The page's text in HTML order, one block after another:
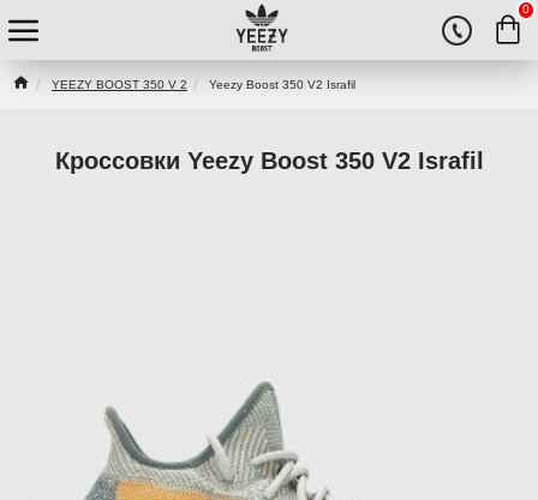
0
YEEZY BOOST 350 V 2 Yeezy Boost 350 V2 Israfil
Кроссовки Yeezy Boost 350 V2 Israfil